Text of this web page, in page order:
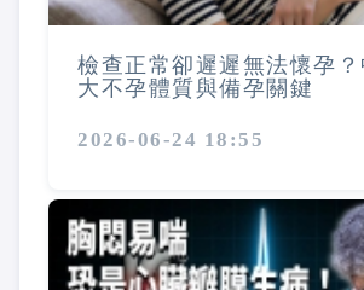
檢查正常卻遲遲無法懷孕
大不孕體質與備孕關鍵
2026-06-24 18:55